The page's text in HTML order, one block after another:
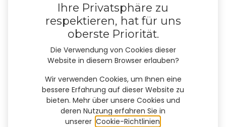
Ihre Privatsphäre zu
respektieren, hat für uns
oberste Priorität.
Die Verwendung von Cookies dieser
Website in diesem Browser erlauben?
Wir verwenden Cookies, um Ihnen eine
bessere Erfahrung auf dieser Website zu
bieten. Mehr über unsere Cookies und
deren Nutzung erfahren Sie in
unserer Cookie-Richtlinien